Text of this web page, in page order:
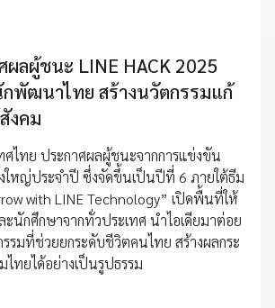
ผลผู้ชนะ LINE HACK 2025
พัฒนาไทย สร้างนวัตกรรมแก้
งคม
ศไทย ประกาศผลผู้ชนะจากการแข่งขัน
ใหญ่ประจำปี ซึ่งจัดขึ้นเป็นปีที่ 6 ภายใต้ธีม
with LINE Technology” เปิดพื้นที่ให้
นักศึกษาจากทั่วประเทศ นำไอเดียมาต่อย
มที่ช่วยยกระดับชีวิตคนไทย สร้างผลกระ
ไทยได้อย่างเป็นรูปธรรม